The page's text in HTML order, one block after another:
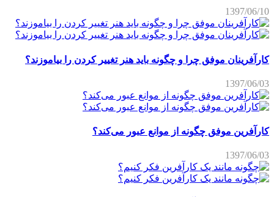
1397/06/10
کارآفرینان موفق چرا و چگونه باید هنر تغییر کردن را بیاموزند؟
1397/06/03
کارآفرین موفق چگونه از موانع عبور می‌کند؟
1397/06/03